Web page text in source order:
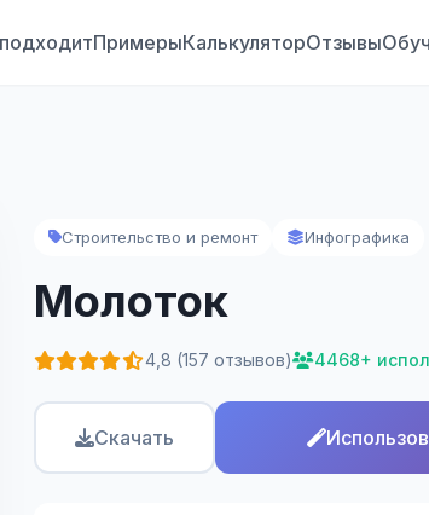
ПримерыКалькуляторОтзывы
Строительство и ремонт Инфографика
Молоток
4,8 (157 отзывов) 4468+
Скачать